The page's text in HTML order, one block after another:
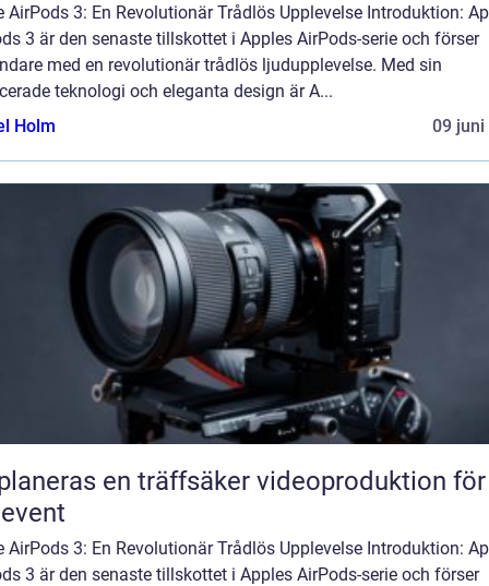
AirPods 3: En Revolutionär Trådlös Upplevelse Introduktion:
3 är den senaste tillskottet i Apples AirPods-serie och förser
med en revolutionär trådlös ljudupplevelse. Med sin
teknologi och eleganta design är A...
Holm
09 juni
en träffsäker videoproduktion för
AirPods 3: En Revolutionär Trådlös Upplevelse Introduktion:
3 är den senaste tillskottet i Apples AirPods-serie och förser